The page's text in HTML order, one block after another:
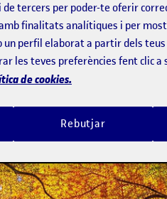
és ara,
per
de tercers per poder-te oferir
finalitats analítiques i per
perfil elaborat a partir dels
les teves preferències fent clic a
de cookies.
Rebutjar